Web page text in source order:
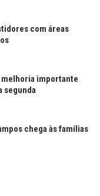
com áreas
importante
segunda
chega às famílias